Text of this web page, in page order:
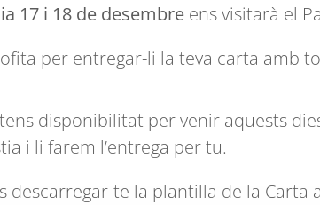
17 i 18 de desembreens visitarà el
per entregar-li la teva carta amb
disponibilitat per venir aquests
i li farem l’entrega per tu.
descarregar-te la plantilla de la Carta